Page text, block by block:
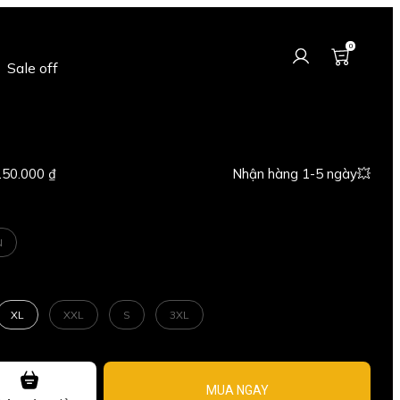
0
Sale off
XL XXL S 3XL
MUA NGAY
₫ Nhận hàng 1-5 ngày💥